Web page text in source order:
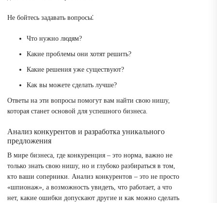
Не бойтесь задавать вопросы⁚
Что нужно людям?
Какие проблемы они хотят решить?
Какие решения уже существуют?
Как вы можете сделать лучше?
Ответы на эти вопросы помогут вам найти свою нишу,
которая станет основой для успешного бизнеса.
Анализ конкурентов и разработка уникального
предложения
В мире бизнеса, где конкуренция – это норма, важно не
только знать свою нишу, но и глубоко разбираться в том,
кто ваши соперники. Анализ конкурентов – это не просто
«шпионаж», а возможность увидеть, что работает, а что
нет, какие ошибки допускают другие и как можно сделать